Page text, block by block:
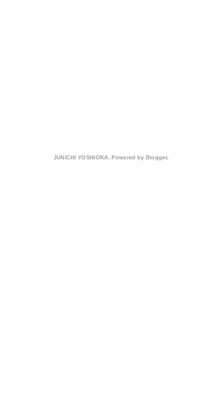
JUNICHI YOSHIOKA. Powered by Blogger.